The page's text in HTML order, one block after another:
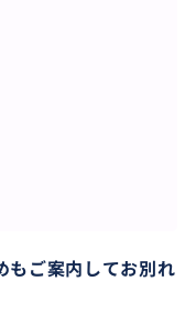
もご案内してお別れ